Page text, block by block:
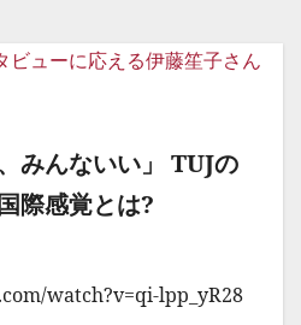
みんないい」 TUJの
際感覚とは?
watch?v=qi-lpp_yR28